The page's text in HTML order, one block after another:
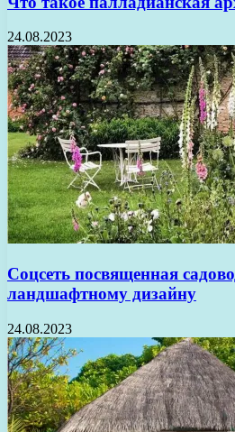
24.08.2023
Соцсеть посвященная
ландшафтному дизайну
24.08.2023